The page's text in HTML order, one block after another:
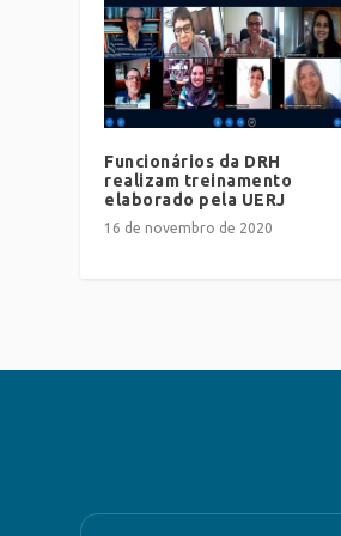
Funcionários da DRH
realizam treinamento
elaborado pela UERJ
16 de novembro de 2020